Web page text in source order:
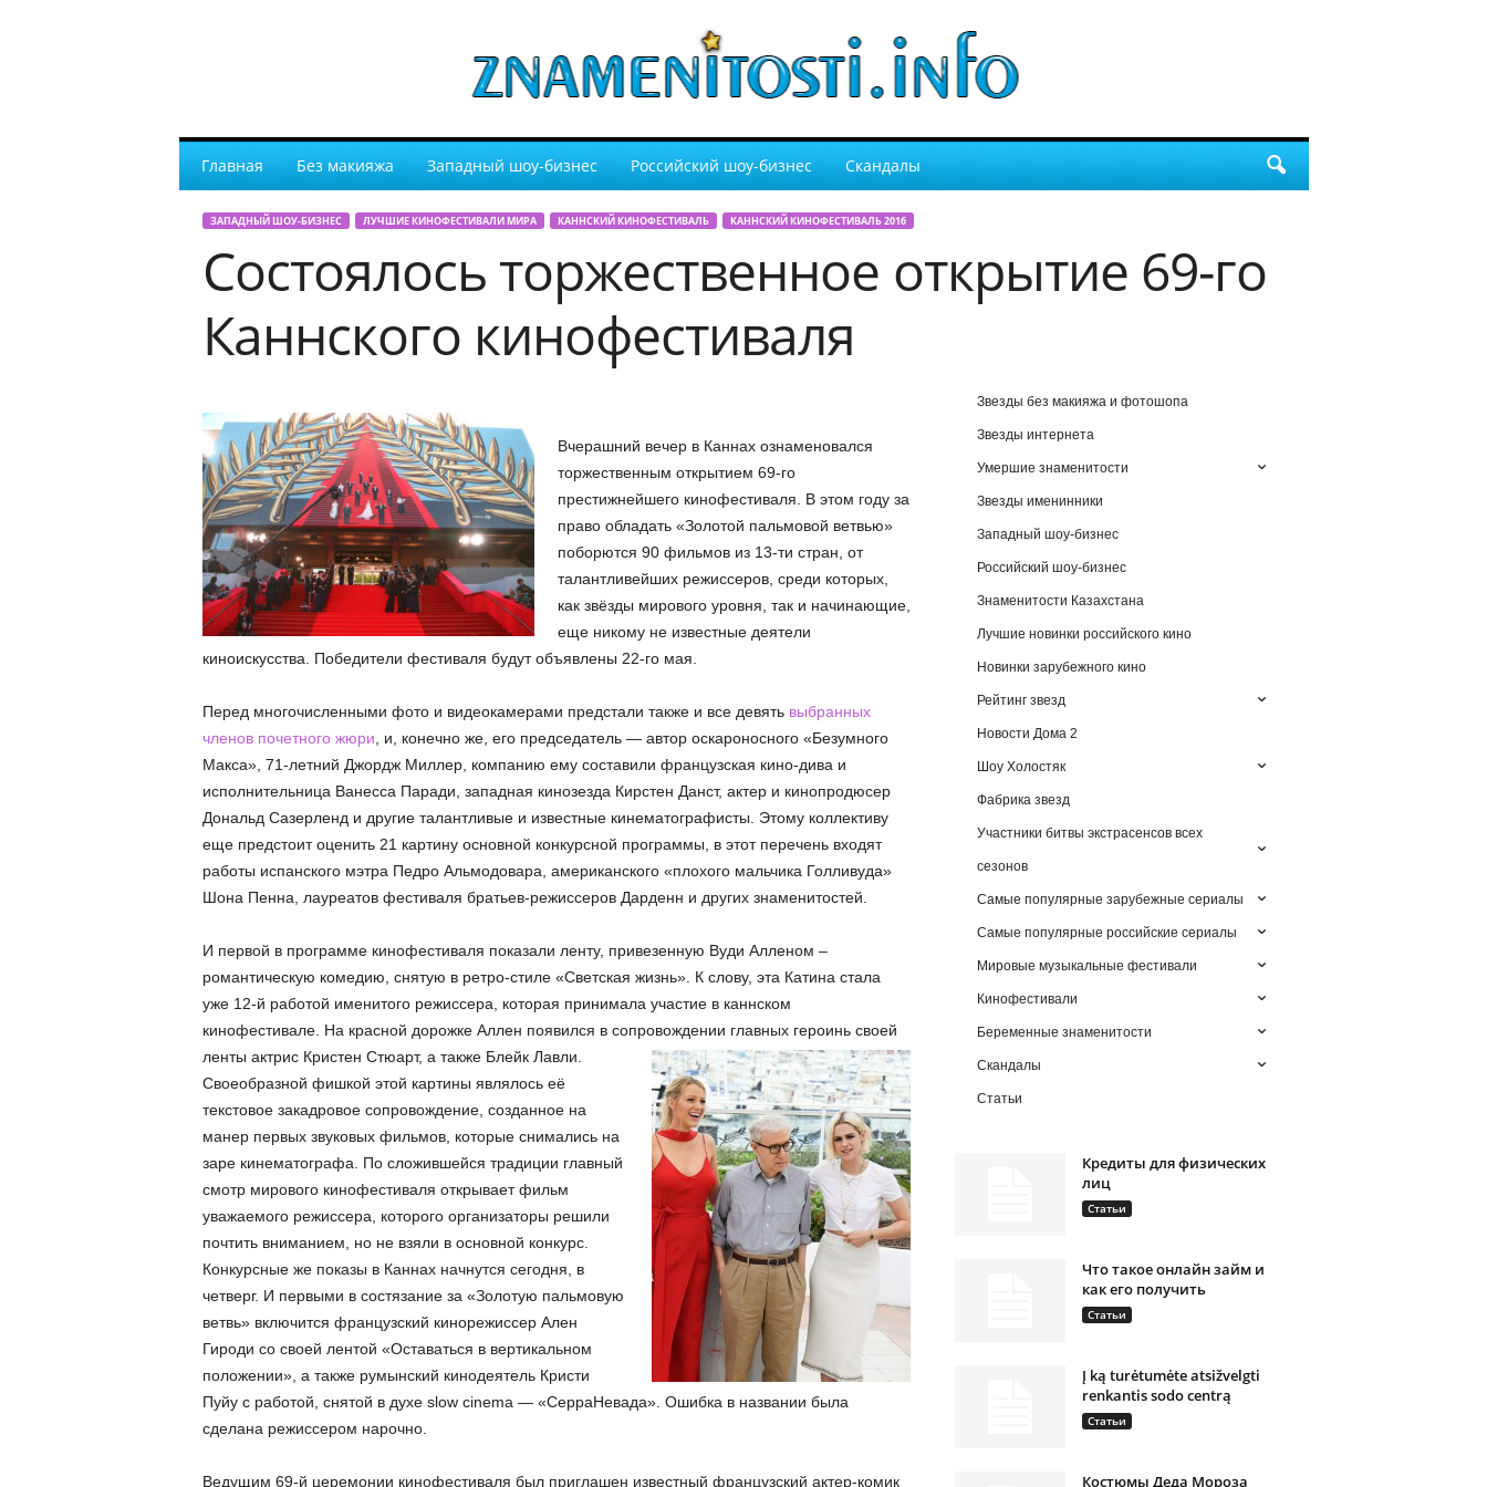
Главная Без макияжа Западный шоу-бизнес Российский шоу-бизнес Скандалы
ЗАПАДНЫЙ ШОУ-БИЗНЕС ЛУЧШИЕ КИНОФЕСТИВАЛИ МИРА КАННСКИЙ КИНОФЕСТИВАЛЬ КАННСКИЙ КИНОФЕСТИВАЛЬ 2016
Состоялось торжественное открытие 69-го
Каннского кинофестиваля
Вчерашний вечер в Каннах ознаменовался
торжественным открытием 69-го
престижнейшего кинофестиваля. В этом году за
право обладать «Золотой пальмовой ветвью»
поборются 90 фильмов из 13-ти стран, от
талантливейших режиссеров, среди которых,
как звёзды мирового уровня, так и начинающие,
еще никому не известные деятели
киноискусства. Победители фестиваля будут объявлены 22-го мая.
Перед многочисленными фото и видеокамерами предстали также и все девять выбранных
членов почетного жюри , и, конечно же, его председатель — автор оскароносного «Безумного
Макса», 71-летний Джордж Миллер, компанию ему составили французская кино-дива и
исполнительница Ванесса Паради, западная кинозезда Кирстен Данст, актер и кинопродюсер
Дональд Сазерленд и другие талантливые и известные кинематографисты. Этому коллективу
еще предстоит оценить 21 картину основной конкурсной программы, в этот перечень входят
работы испанского мэтра Педро Альмодовара, американского «плохого мальчика Голливуда»
Шона Пенна, лауреатов фестиваля братьев-режиссеров Дарденн и других знаменитостей.
И первой в программе кинофестиваля показали ленту, привезенную Вуди Алленом –
романтическую комедию, снятую в ретро-стиле «Светская жизнь». К слову, эта Катина стала
уже 12-й работой именитого режиссера, которая принимала участие в каннском
кинофестивале. На красной дорожке Аллен появился в сопровождении главных героинь своей
ленты актрис Кристен Стюарт, а также Блейк Лавли.
Своеобразной фишкой этой картины являлось её
текстовое закадровое сопровождение, созданное на
манер первых звуковых фильмов, которые снимались на
заре кинематографа. По сложившейся традиции главный
смотр мирового кинофестиваля открывает фильм
уважаемого режиссера, которого организаторы решили
почтить вниманием, но не взяли в основной конкурс.
Конкурсные же показы в Каннах начнутся сегодня, в
четверг. И первыми в состязание за «Золотую пальмовую
ветвь» включится французский кинорежиссер Ален
Гироди со своей лентой «Оставаться в вертикальном
положении», а также румынский кинодеятель Кристи
Пуйу с работой, снятой в духе slow cinema — «СерраНевада». Ошибка в названии была
сделана режиссером нарочно.
Ведущим 69-й церемонии кинофестиваля был приглашен известный французский актер-комик
Звезды без макияжа и фотошопа
Звезды интернета
Умершие знаменитости
Звезды именинники
Западный шоу-бизнес
Российский шоу-бизнес
Знаменитости Казахстана
Лучшие новинки российского кино
Новинки зарубежного кино
Рейтинг звезд
Новости Дома 2
Шоу Холостяк
Фабрика звезд
Участники битвы экстрасенсов всех
сезонов
Самые популярные зарубежные сериалы
Самые популярные российские сериалы
Мировые музыкальные фестивали
Кинофестивали
Беременные знаменитости
Скандалы
Статьи
Кредиты для физических
лиц
Статьи
Что такое онлайн займ и
как его получить
Статьи
Į ką turėtumėte atsižvelgti
renkantis sodo centrą
Статьи
Костюмы Деда Мороза